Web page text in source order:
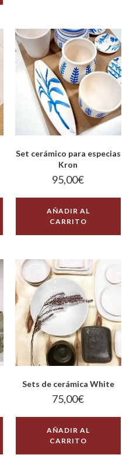
Set cerámico para especias
Kron
95,00€
AÑADIR AL
CARRITO
Sets de cerámica White
75,00€
AÑADIR AL
CARRITO